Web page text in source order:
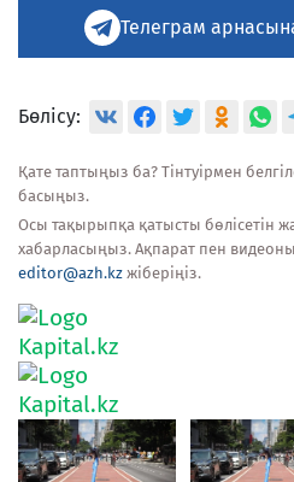
Телеграм
Бөлісу:
Қате таптыңыз ба? Тінтуірмен
басыңыз.
Осы тақырыпқа қатысты бөлісетін
хабарласыңыз. Ақпарат пен видеоны
editor@azh.kz жіберіңіз.